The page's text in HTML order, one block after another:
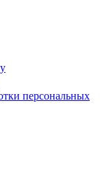
персональных